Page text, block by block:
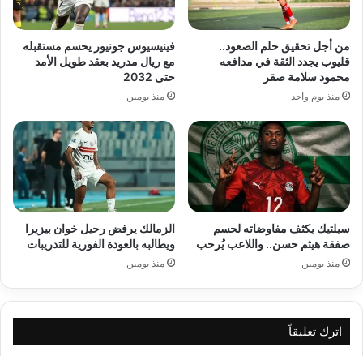
من أجل تحقيق حلم الصعود..
قليوب يجدد الثقة في مدافعه
محمود سلامة صقر
منذ يوم واحد
فينيسيوس جونيور يحسم مستقبله
مع ريال مدريد بعقد طويل الأمد
حتى 2032
منذ يومين
سيلتيك يكثف مفاوضاته لحسم
صفقة هيثم حسن.. واللاعب يُرحب
منذ يومين
الزمالك يرفض رحيل خوان بيزيرا
ويطالبه بالعودة الفورية للتدريبات
منذ يومين
اترك تعليقاً